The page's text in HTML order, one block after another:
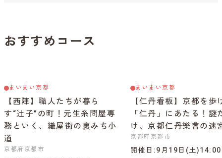
おすすめコース
まいまい京都
【西陣】職人たちが暮ら
す“辻子”の町！元生糸問屋専
務といく、織屋街の裏みち小
道
京都府京都市
まいまい京都
【仁丹看板】京都を歩
「仁丹」にあたる！謎
け、京都仁丹樂會の迷
京都府京都市
開催日
9月19日(土